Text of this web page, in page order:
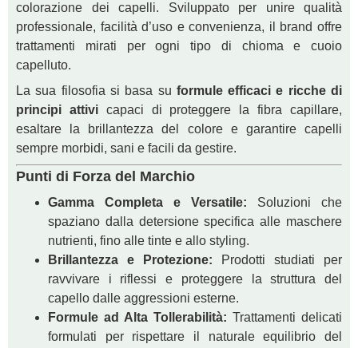
colorazione dei capelli. Sviluppato per unire qualità
professionale, facilità d’uso e convenienza, il brand offre
trattamenti mirati per ogni tipo di chioma e cuoio
capelluto.
La sua filosofia si basa su formule efficaci e ricche di
principi attivicapaci di proteggere la fibra capillare,
esaltare la brillantezza del colore e garantire capelli
sempre morbidi, sani e facili da gestire.
Punti di Forza del Marchio
Gamma Completa e Versatile: Soluzioni che
spaziano dalla detersione specifica alle maschere
nutrienti, fino alle tinte e allo styling.
Brillantezza e Protezione: Prodotti studiati per
ravvivare i riflessi e proteggere la struttura del
capello dalle aggressioni esterne.
Formule ad Alta Tollerabilità: Trattamenti delicati
formulati per rispettare il naturale equilibrio del